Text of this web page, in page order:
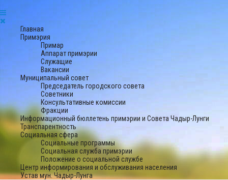
Главная
Примэрия
Примар
Аппарат примэрии
Служащие
Вакансии
Муниципальный совет
Председатель городского совета
Советники
Консультативные комиссии
Фракции
Информационный бюллетень примэрии и Совета Чадыр-Лунги
Транспарентность
Социальная сфера
Социальные программы
Социальная служба примэрии
Положение о социальной службе
Центр информирования и обслуживания населения
Устав мун. Чадыр-Лунга